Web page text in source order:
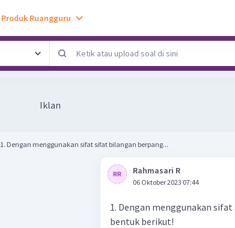
Produk Ruangguru
Iklan
1. Dengan menggunakan sifat sifat bilangan berpang...
Rahmasari R
06 Oktober 2023 07:44
1. Dengan menggunakan
bentuk berikut!